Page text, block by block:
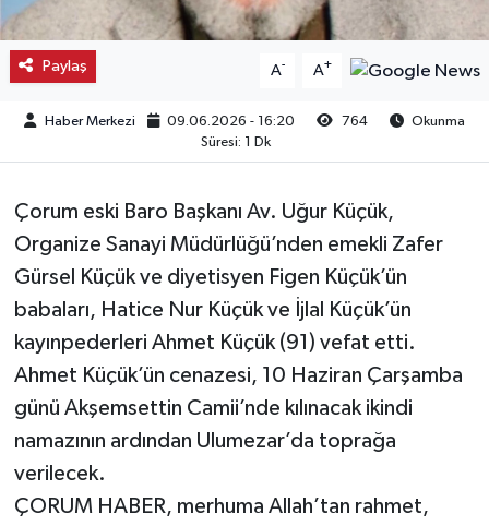
Paylaş A- A+
Haber Merkezi 09.06.2026 - 16:20 764
Okunma
Süresi: 1 Dk
Çorum eski Baro Başkanı Av. Uğur Küçük,
Organize Sanayi Müdürlüğü’nden emekli Zafer
Gürsel Küçük ve diyetisyen Figen Küçük’ün
babaları, Hatice Nur Küçük ve İjlal Küçük’ün
kayınpederleri Ahmet Küçük (91) vefat etti.
Ahmet Küçük’ün cenazesi, 10 Haziran Çarşamba
günü Akşemsettin Camii’nde kılınacak ikindi
namazının ardından Ulumezar’da toprağa
verilecek.
ÇORUM HABER, merhuma Allah’tan rahmet,
Kargı
Oğuzlar
Osmancık
Sungurlu
Uğurludağ
Sağlık